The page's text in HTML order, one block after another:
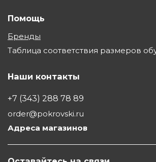
Помощь
Бренды
Таблица соответствия размеров
Наши контакты
+7 (343) 288 78 89
order@pokrovski.ru
Адреса магазинов